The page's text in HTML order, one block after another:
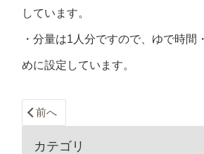
しています。
・分量は1人分ですので、ゆで時間
めに設定しています。
前へ
カテゴリ